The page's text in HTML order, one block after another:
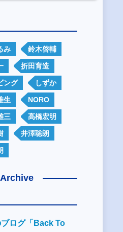
み 鈴木啓輔
折田育造
ング しずか
生 NORO
三 高橋宏明
井澤聡朗
ブログ「Back To